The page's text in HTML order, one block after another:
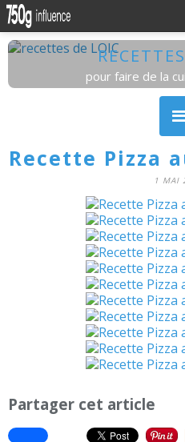
pour faire de la
Recette Pizza
1 MAI
Partager cet article